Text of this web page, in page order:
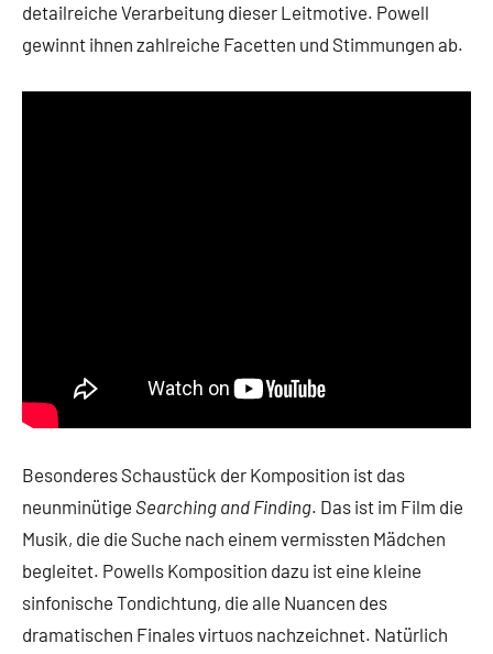
detailreiche Verarbeitung dieser Leitmotive. Powell
gewinnt ihnen zahlreiche Facetten und Stimmungen ab.
Besonderes Schaustück der Komposition ist das
neunminütige Searching and Finding. Das ist im Film die
Musik, die die Suche nach einem vermissten Mädchen
begleitet. Powells Komposition dazu ist eine kleine
sinfonische Tondichtung, die alle Nuancen des
dramatischen Finales virtuos nachzeichnet. Natürlich